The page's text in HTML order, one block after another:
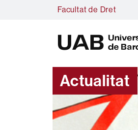
Facultat de Dret
Actualitat